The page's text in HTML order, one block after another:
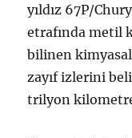
yıldız 67P/
etrafında metil
bilinen kimyasal
zayıf izlerini
trilyon